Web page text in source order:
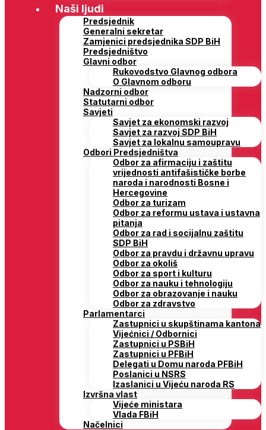
Naši ljudi
Predsjednik
Generalni sekretar
Zamjenici predsjednika SDP BiH
Predsjedništvo
Glavni odbor
Rukovodstvo Glavnog odbora
O Glavnom odboru
Nadzorni odbor
Statutarni odbor
Savjeti
Savjet za ekonomski razvoj
Savjet za razvoj SDP BiH
Savjet za lokalnu samoupravu
Odbori Predsjedništva
Odbor za afirmaciju i zaštitu
vrijednosti antifašističke borbe
naroda i narodnosti Bosne i
Hercegovine
Odbor za turizam
Odbor za reformu ustava i ustavna
pitanja
Odbor za rad i socijalnu zaštitu
SDP BiH
Odbor za pravdu i državnu upravu
Odbor za okoliš
Odbor za sport i kulturu
Odbor za nauku i tehnologiju
Odbor za obrazovanje i nauku
Odbor za zdravstvo
Parlamentarci
Zastupnici u skupštinama kantona
Vijećnici / Odbornici
Zastupnici u PSBiH
Zastupnici u PFBiH
Delegati u Domu naroda PFBiH
Poslanici u NSRS
Izaslanici u Vijeću naroda RS
Izvršna vlast
Vijeće ministara
Vlada FBiH
Načelnici